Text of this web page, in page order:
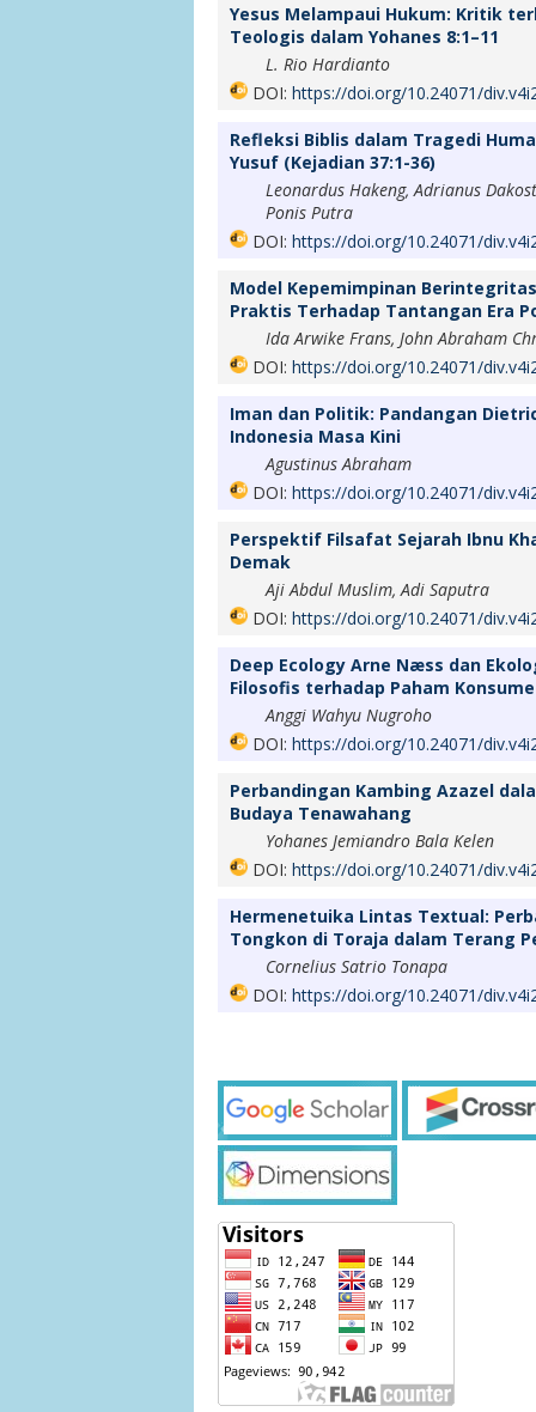
Yesus Melampaui Hukum: Kritik
Teologis dalam Yohanes 8:1–11
L. Rio Hardianto
DOI: https://doi.org/10.24071/
Refleksi Biblis dalam Tragedi
Yusuf (Kejadian 37:1-36)
Leonardus Hakeng, Adrianus
Ponis Putra
DOI: https://doi.org/10.24071/
Model Kepemimpinan
Praktis Terhadap Tantangan Era
Ida Arwike Frans, John Abraham
DOI: https://doi.org/10.24071/
Iman dan Politik: Pandangan
Indonesia Masa Kini
Agustinus Abraham
DOI: https://doi.org/10.24071/
Perspektif Filsafat Sejarah Ibnu
Demak
Aji Abdul Muslim, Adi Saputra
DOI: https://doi.org/10.24071/
Deep Ecology Arne Næss dan
Filosofis terhadap Paham
Anggi Wahyu Nugroho
DOI: https://doi.org/10.24071/
Perbandingan Kambing Azazel
Budaya Tenawahang
Yohanes Jemiandro Bala Kelen
DOI: https://doi.org/10.24071/
Hermenetuika Lintas Textual:
Tongkon di Toraja dalam Terang
Cornelius Satrio Tonapa
DOI: https://doi.org/10.24071/